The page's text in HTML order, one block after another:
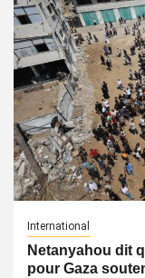
International
Netanyahou dit
pour Gaza